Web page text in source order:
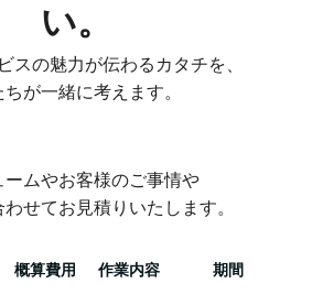
い。
スの魅力が伝わるカタチを、
ちが一緒に考えます。
ームやお客様のご事情や
せてお見積りいたします。
概算費用 作業内容 期間